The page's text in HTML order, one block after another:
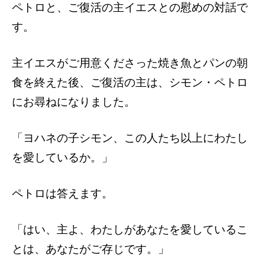
ペトロと、ご復活の主イエスとの慰めの対話で
す。
主イエスがご用意くださった焼き魚とパンの朝
食を終えた後、ご復活の主は、シモン・ペトロ
にお尋ねになりました。
「ヨハネの子シモン、この人たち以上にわたし
を愛しているか。」
ペトロは答えます。
「はい、主よ、わたしがあなたを愛しているこ
とは、あなたがご存じです。」